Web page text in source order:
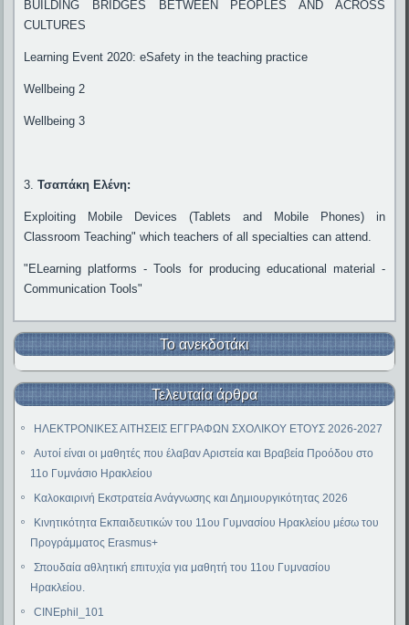
BUILDING BRIDGES BETWEEN PEOPLES AND ACROSS
CULTURES
Learning Event 2020: eSafety in the teaching practice
Wellbeing 2
Wellbeing 3
3.Τσαπάκη Ελένη:
Exploiting Mobile Devices (Tablets and Mobile Phones) in
Classroom Teaching" which teachers of all specialties can attend.
"ELearning platforms - Tools for producing educational material -
Communication Tools"
Το ανεκδοτάκι
Τελευταία άρθρα
ΗΛΕΚΤΡΟΝΙΚΕΣ ΑΙΤΗΣΕΙΣ ΕΓΓΡΑΦΩΝ ΣΧΟΛΙΚΟΥ ΕΤΟΥΣ 2026-2027
Αυτοί είναι οι μαθητές που έλαβαν Αριστεία και Βραβεία Προόδου στο
11ο Γυμνάσιο Ηρακλείου
Καλοκαιρινή Εκστρατεία Ανάγνωσης και Δημιουργικότητας 2026
Κινητικότητα Εκπαιδευτικών του 11ου Γυμνασίου Ηρακλείου μέσω του
Προγράμματος Erasmus+
Σπουδαία αθλητική επιτυχία για μαθητή του 11ου Γυμνασίου
Ηρακλείου.
CINEphil_101